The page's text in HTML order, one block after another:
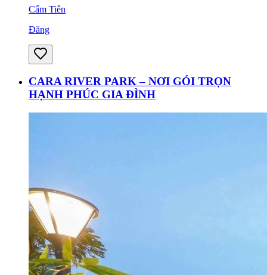
Cẩm Tiên
Đăng
CARA RIVER PARK – NƠI GÓI TRỌN
HẠNH PHÚC GIA ĐÌNH